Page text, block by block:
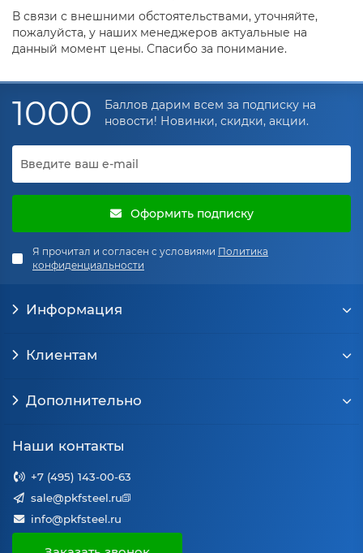
В связи с внешними обстоятельствами, уточняйте,
пожалуйста, у наших менеджеров актуальные на
данный момент цены. Спасибо за понимание.
1000
Баллов дарим всем за подписку на
новости! Новинки, скидки, акции.
Оформить подписку
Я прочитал и согласен с условиями Политика
конфиденциальности
Информация
Клиентам
Дополнительно
Наши контакты
+7 (495) 143-00-63
sale@pkfsteel.ru
info@pkfsteel.ru